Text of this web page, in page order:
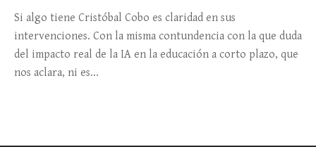
Si algo tiene Cristóbal Cobo es claridad en sus
intervenciones. Con la misma contundencia con la que duda
del impacto real de la IA en la educación a corto plazo, que
nos aclara, ni es...